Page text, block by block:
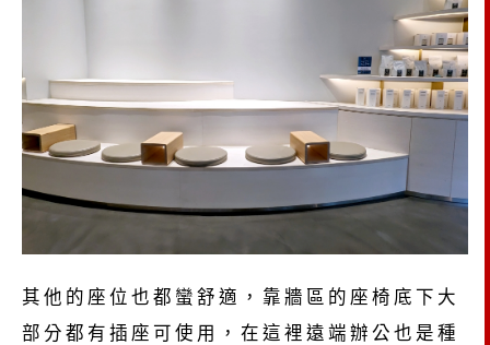
其他的座位也都蠻舒適，靠牆區的座椅底下大
部分都有插座可使用，在這裡遠端辦公也是種